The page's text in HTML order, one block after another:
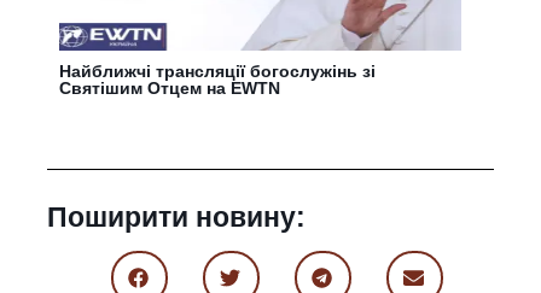
Найближчі трансляції богослужінь зі
Святішим Отцем на EWTN
Поширити новину: